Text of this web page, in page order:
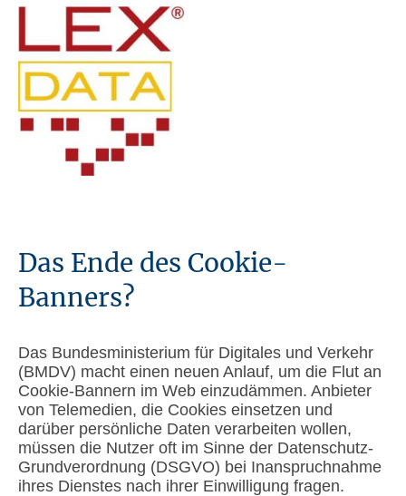
Das Ende des Cookie-
Banners?
Das Bundesministerium für Digitales und Verkehr
(BMDV) macht einen neuen Anlauf, um die Flut an
Cookie-Bannern im Web einzudämmen. Anbieter
von Telemedien, die Cookies einsetzen und
darüber persönliche Daten verarbeiten wollen,
müssen die Nutzer oft im Sinne der Datenschutz-
Grundverordnung (DSGVO) bei Inanspruchnahme
ihres Dienstes nach ihrer Einwilligung fragen.